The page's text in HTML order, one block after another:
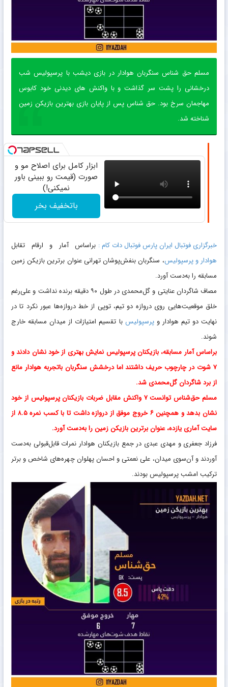
مسلم حق شناس سنگربان هوادار در بازی دیشب با پرسپولیس شب
درخشانی را پشت سر گذاشت و با واکنش های دیدنی خود کابوس
مهاجمان سرخ بود. حق شناس پس از پایان بازی بهترین بازیکن زمین
شناخته شد.
ابزار کامل برای اصلاح مو و
صورت (قیمت رو ببینی باور
نمیکنی!)
باتخفیف بخر
خبرگزاری فوتبال ایران پارس فوتبال دات کام : براساس آمار و ارقام تقابل
هوادار و پرسپولیس، سنگربان بنفش‌پوشان تهرانی عنوان برترین بازیکن زمین
مسابقه را به‌دست آورد.
مصاف شاگردان عنایتی و گل‌محمدی در طول ۹۰ دقیقه برنده نداشت و علی‌رغم
خلق موقعیت‌هایی روی دروازه دو تیم، توپی از خط دروازه‌ها عبور نکرد تا در
نهایت دو تیم هوادار وپرسپولیس با تقسیم امتیازات از میدان مسابقه خارج
شوند.
براساس آمار مسابقه، بازیکنان پرسپولیس نمایش بهتری از خود نشان دادند و
۷ شوت در چارچوب حریف داشتند اما درخشش سنگربان باتجربه‌‌ هوادار مانع
از برد شاگردان گل‌محمدی شد.
مسلم حق‌شناس توانست ۷ واکنش ‌مقابل ضربات بازیکنان پرسپولیس از خود
نشان بدهد و همچنین ۶ خروج موفق از دروازه داشت تا با کسب نمره‌‌ ۸.۵ از
سایت آماری یازده، عنوان برترین بازیکن زمین را به‌دست آورد.
فرزاد جعفری و مهدی عبدی در جمع بازیکنان هوادار نمرات قابل‌قبولی به‌دست
آوردند و آن‌سوی میدان، علی نعمتی و احسان پهلوان چهره‌های شاخص و برتر
ترکیب امشب پرسپولیس بودند.